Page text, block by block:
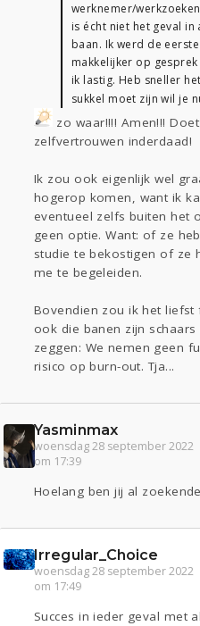
werknemer/
is écht niet het geval
baan. Ik werd de
makkelijker op
ik lastig. Heb sneller
sukkel moet zijn wil je
zo waar!!!! Amen!!!
zelfvertrouwen inderdaad!
Ik zou ook eigenlijk wel
hogerop komen, want ik
eventueel zelfs buiten het
geen optie. Want: of ze
studie te bekostigen of ze
me te begeleiden.
Bovendien zou ik het
ook die banen zijn
zeggen: We nemen geen
risico op burn-out. Tja...
Yasminmax
woensdag 28 september 2022
om 17:39
Hoelang ben jij al
Irregular_Choice
woensdag 28 september 2022
om 17:49
Succes in ieder geval met